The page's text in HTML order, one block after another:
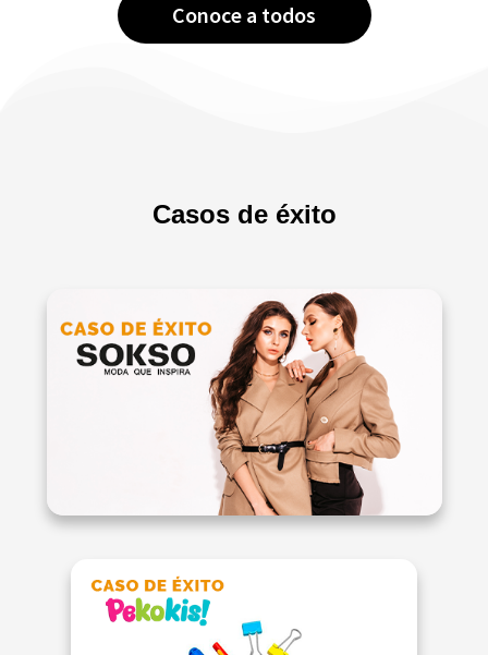
Conoce a todos
Casos de éxito